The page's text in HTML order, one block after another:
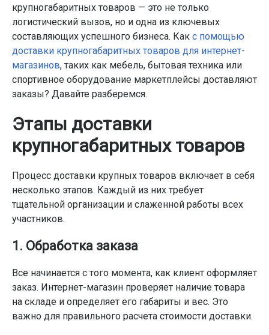
крупногабаритных товаров — это не только
логистический вызов, но и одна из ключевых
составляющих успешного бизнеса. Как с помощью
доставки крупногабаритных товаров для интернет-
магазинов, таких как мебель, бытовая техника или
спортивное оборудование маркетплейсы доставляют
заказы? Давайте разберемся.
Этапы доставки
крупногабаритных товаров
Процесс доставки крупных товаров включает в себя
несколько этапов. Каждый из них требует
тщательной организации и слаженной работы всех
участников.
1. Обработка заказа
Все начинается с того момента, как клиент оформляет
заказ. Интернет-магазин проверяет наличие товара
на складе и определяет его габариты и вес. Это
важно для правильного расчета стоимости доставки.